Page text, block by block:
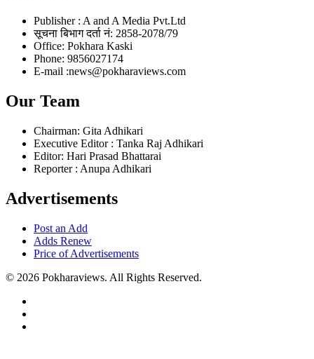
Publisher : A and A Media Pvt.Ltd
सूचना बिभाग दर्ता नं: 2858-2078/79
Office: Pokhara Kaski
Phone: 9856027174
E-mail :news@pokharaviews.com
Our Team
Chairman: Gita Adhikari
Executive Editor : Tanka Raj Adhikari
Editor: Hari Prasad Bhattarai
Reporter : Anupa Adhikari
Advertisements
Post an Add
Adds Renew
Price of Advertisements
© 2026 Pokharaviews. All Rights Reserved.